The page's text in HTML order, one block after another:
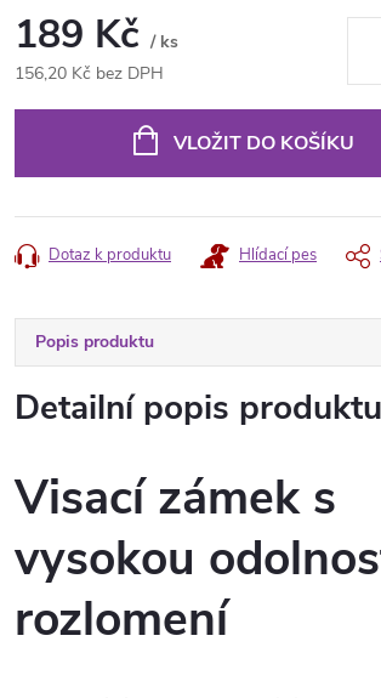
189 Kč / ks
156,20 Kč bez DPH
VLOŽIT DO KOŠÍKU
Dotaz k produktu Hlídací pes
Popis produktu
Detailní popis produktu
Visací zámek s
vysokou
rozlomení